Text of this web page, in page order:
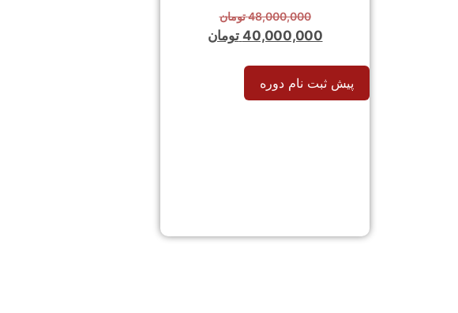
48,000,000تومان
40,000,000 تومان
پیش ثبت نام دوره